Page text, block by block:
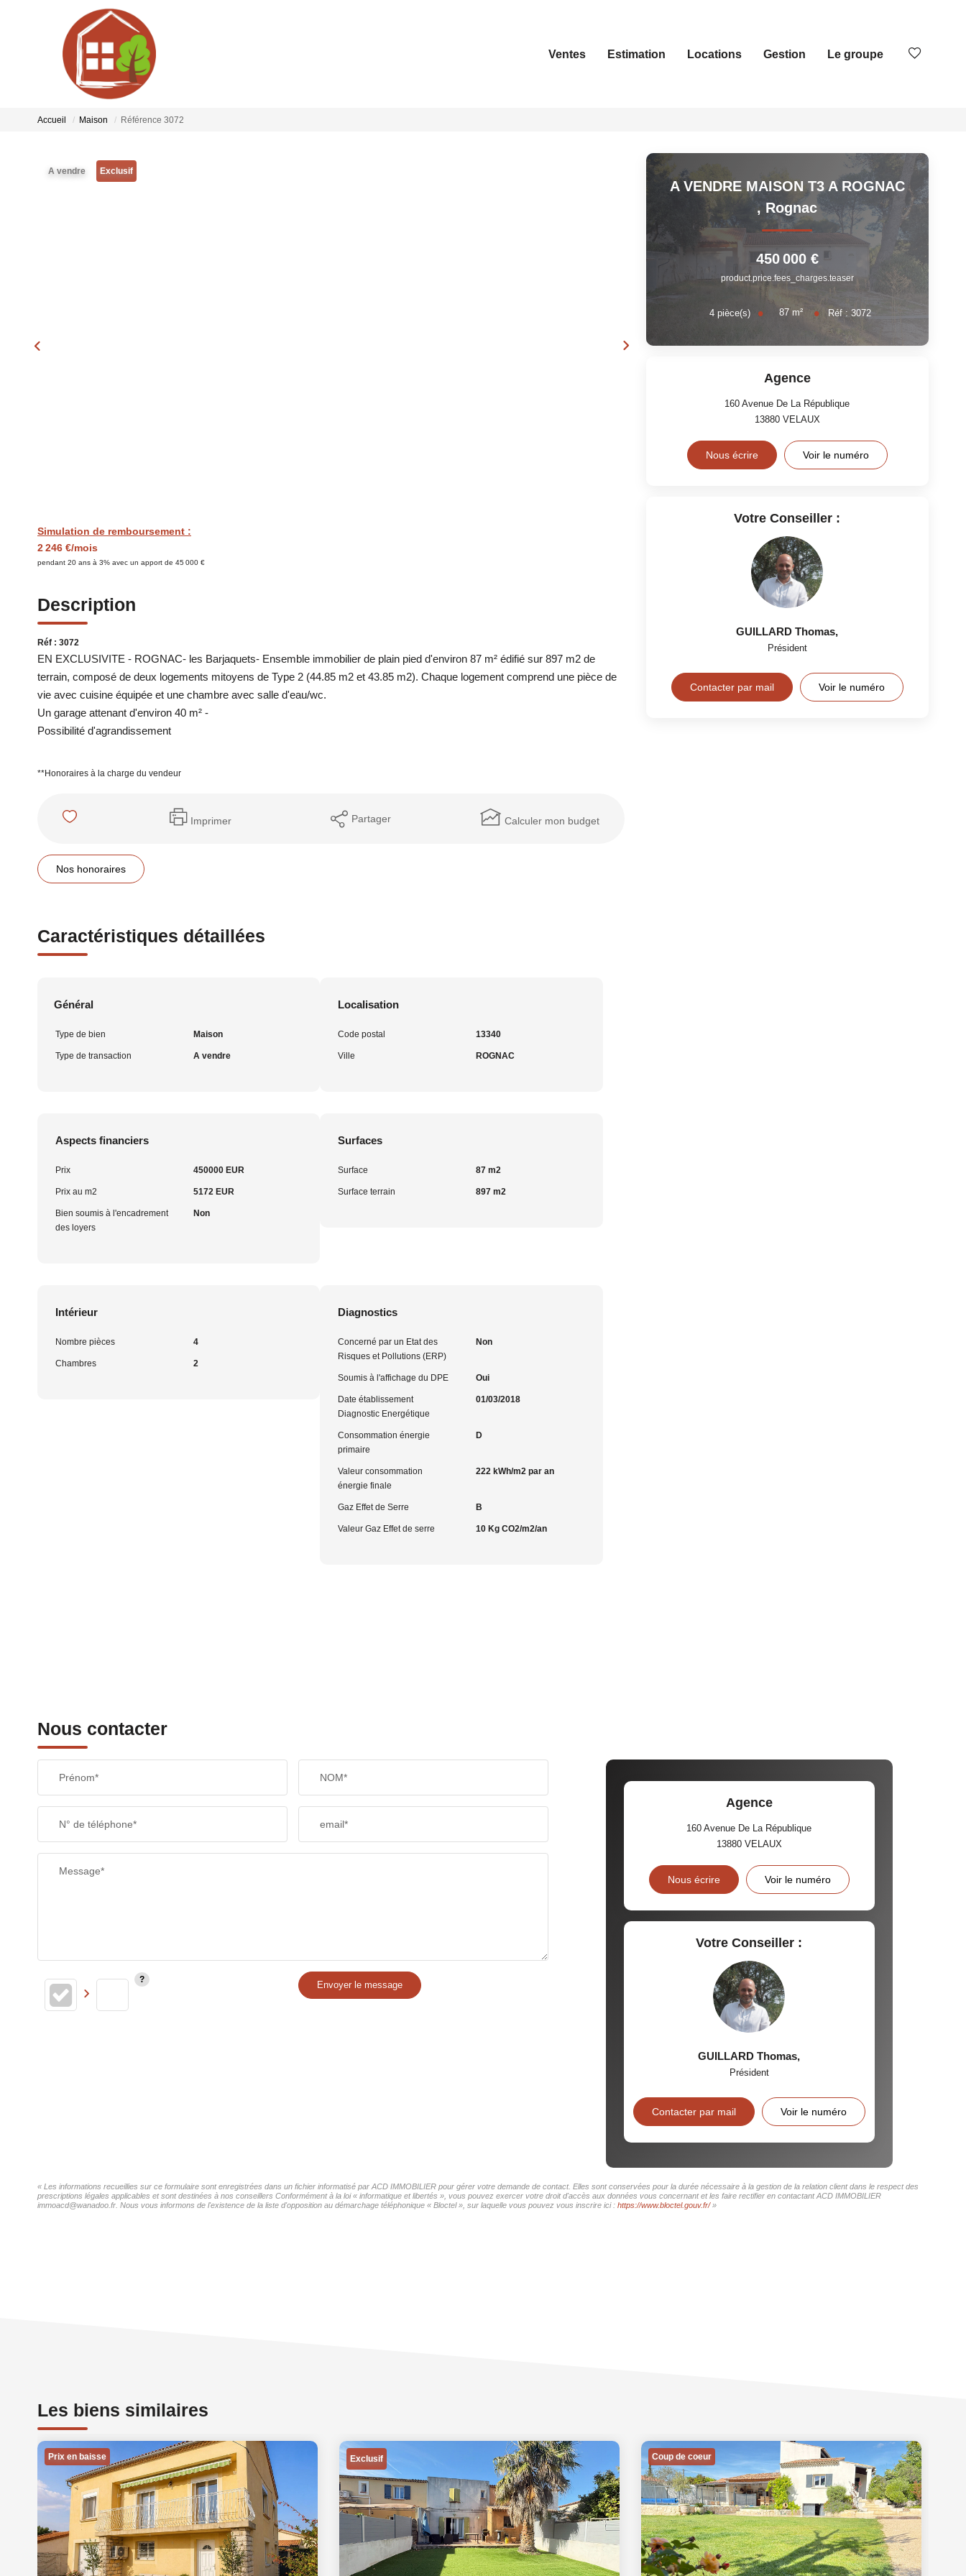
Ventes Estimation Locations Gestion Le groupe
Accueil Maison Référence 3072
A vendre Exclusif
Simulation de remboursement :
2 246 €/mois
pendant 20 ans à 3% avec un apport de 45 000 €
Description
Réf : 3072
EN EXCLUSIVITE - ROGNAC- les Barjaquets- Ensemble immobilier de plain pied d'environ 87 m² édifié sur 897 m2 de
terrain, composé de deux logements mitoyens de Type 2 (44.85 m2 et 43.85 m2). Chaque logement comprend une pièce de
vie avec cuisine équipée et une chambre avec salle d'eau/wc.
Un garage attenant d'environ 40 m² -
Possibilité d'agrandissement
**Honoraires à la charge du vendeur
Imprimer Partager Calculer mon budget
Nos honoraires
Caractéristiques détaillées
Général
Type de bien Maison
Type de transaction A vendre
Localisation
Code postal 13340
Ville ROGNAC
Aspects financiers
Prix 450000 EUR
Prix au m2 5172 EUR
Bien soumis à l'encadrement
des loyers
Non
Surfaces
Surface 87 m2
Surface terrain 897 m2
Intérieur
Nombre pièces 4
Chambres 2
Diagnostics
Concerné par un Etat des
Risques et Pollutions (ERP)
Non
Soumis à l'affichage du DPE Oui
Date établissement
Diagnostic Energétique
01/03/2018
Consommation énergie
primaire
D
Valeur consommation
énergie finale
222 kWh/m2 par an
Gaz Effet de Serre B
Valeur Gaz Effet de serre 10 Kg CO2/m2/an
A VENDRE MAISON T3 A ROGNAC
, Rognac
450 000 €
product.price.fees_charges.teaser
4 pièce(s) 87 m² Réf : 3072
Agence
160 Avenue De La République
13880 VELAUX
Nous écrire Voir le numéro
Votre Conseiller :
GUILLARD Thomas,
Président
Contacter par mail Voir le numéro
Nous contacter
Prénom* NOM*
N° de téléphone* email*
Message*
Envoyer le message
Agence
160 Avenue De La République
13880 VELAUX
Nous écrire Voir le numéro
Votre Conseiller :
GUILLARD Thomas,
Président
Contacter par mail Voir le numéro
« Les informations recueillies sur ce formulaire sont enregistrées dans un fichier informatisé par ACD IMMOBILIER pour gérer votre demande de contact. Elles sont conservées pour la durée nécessaire à la gestion de la relation client dans le respect des
prescriptions légales applicables et sont destinées à nos conseillers Conformément à la loi « informatique et libertés », vous pouvez exercer votre droit d'accès aux données vous concernant et les faire rectifier en contactant ACD IMMOBILIER
immoacd@wanadoo.fr. Nous vous informons de l'existence de la liste d'opposition au démarchage téléphonique « Bloctel », sur laquelle vous pouvez vous inscrire ici : https://www.bloctel.gouv.fr/»
Les biens similaires
Prix en baisse Exclusif Coup de coeur